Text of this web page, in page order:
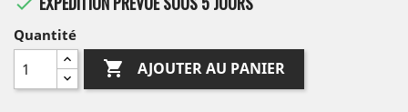
Quantité
 AJOUTER AU PANIER